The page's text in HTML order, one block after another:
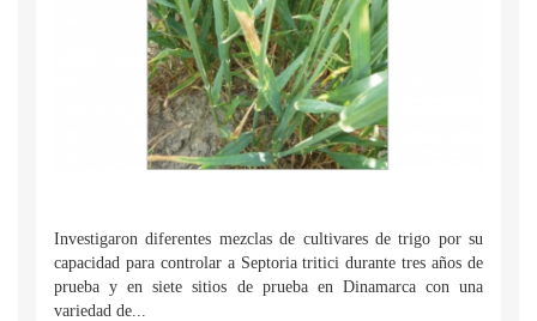
Investigaron diferentes mezclas de cultivares de trigo por su
capacidad para controlar a Septoria tritici durante tres años de
prueba y en siete sitios de prueba en Dinamarca con una
variedad de...